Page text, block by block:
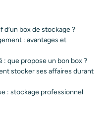
box de stockage ?
: avantages et
: que propose un bon box ?
stocker ses affaires durant
: stockage professionnel